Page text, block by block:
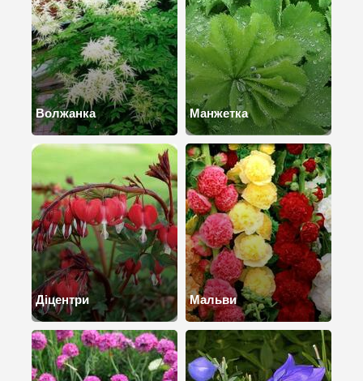
Волжанка Манжетка
Діцентри Мальви